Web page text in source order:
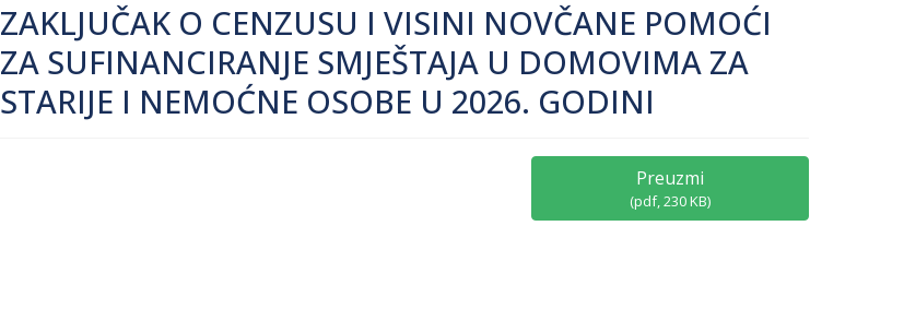
pdf
ZAKLJUČAK O CENZUSU I VISINI NOVČANE POMOĆI
ZA SUFINANCIRANJE SMJEŠTAJA U DOMOVIMA ZA
STARIJE I NEMOĆNE OSOBE U 2026. GODINI
Preuzmi
(pdf,230 KB)